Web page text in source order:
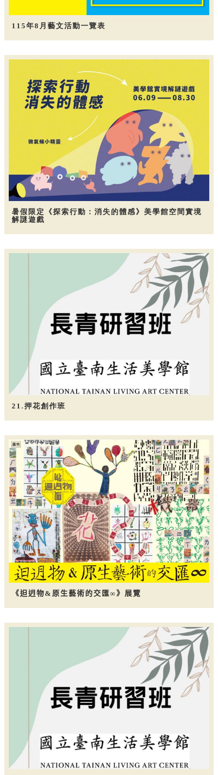
115年8月藝文活動一覽表
暑假限定《探索行動：消失的體感》美學館空間實境
解謎遊戲
21.押花創作班
《𨑨迌物&原生藝術的交匯∞》展覽